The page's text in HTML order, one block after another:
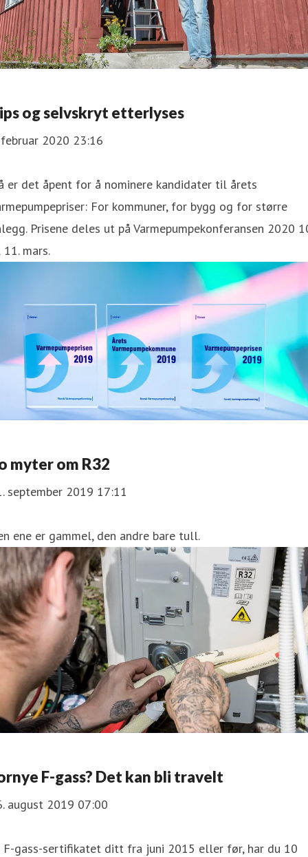
og selvskryt etterlyses
2020 23:16
er det åpent for å nominere kandidater til årets
For kommuner, for bygg og for større
Prisene deles ut på Varmepumpekonferansen 2020
mars.
myter om R32
september 2019 17:11
ene er gammel, den andre bare tull.
F-gass? Det kan bli travelt
august 2019 07:00
F-gass-sertifikatet ditt fra juni 2015 eller før, har du 10